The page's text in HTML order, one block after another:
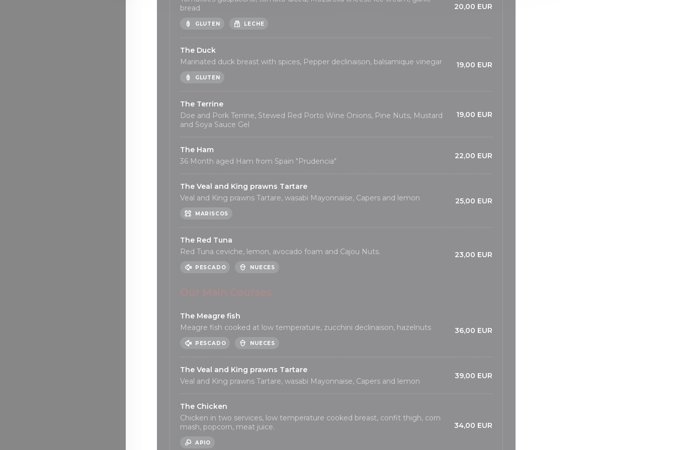
bread
GLUTEN LECHE
20,00 EUR
The Duck
Marinated duck breast with spices, Pepper declinaison, balsamique vinegar
GLUTEN
19,00 EUR
The Terrine
Doe and Pork Terrine, Stewed Red Porto Wine Onions, Pine Nuts, Mustard
and Soya Sauce Gel
19,00 EUR
The Ham
36 Month aged Ham from Spain "Prudencia"
22,00 EUR
The Veal and King prawns Tartare
Veal and King prawns Tartare, wasabi Mayonnaise, Capers and lemon
MARISCOS
25,00 EUR
The Red Tuna
Red Tuna ceviche, lemon, avocado foam and Cajou Nuts.
PESCADO NUECES
23,00 EUR
Our Main Courses
The Meagre fish
Meagre fish cooked at low temperature, zucchini declinaison, hazelnuts
PESCADO NUECES
36,00 EUR
The Veal and King prawns Tartare
Veal and King prawns Tartare, wasabi Mayonnaise, Capers and lemon
39,00 EUR
The Chicken
Chicken in two services, low temperature cooked breast, confit thigh, corn
mash, popcorn, meat juice.
APIO
34,00 EUR